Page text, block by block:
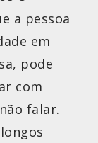
a pessoa
em
pode
com
falar.